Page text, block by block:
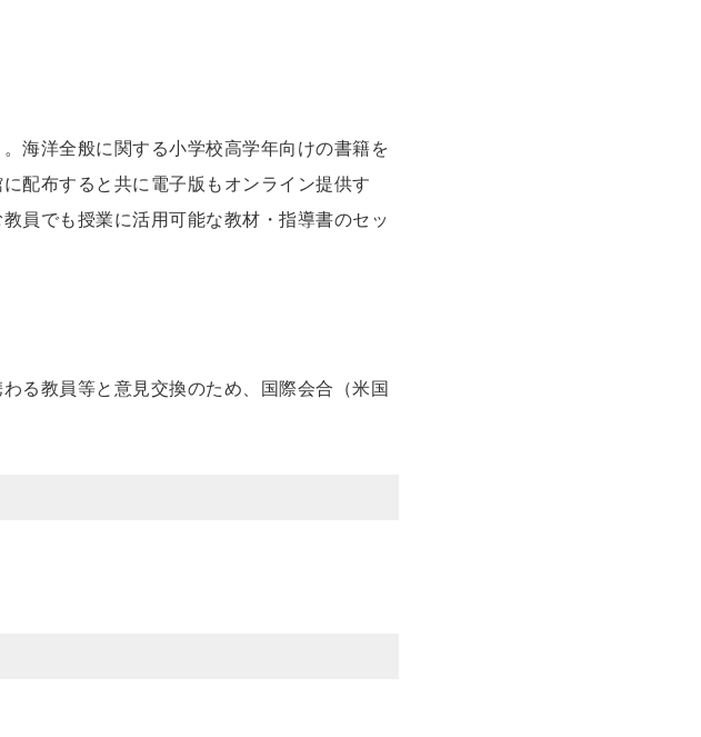
海洋全般に関する小学校高学年向けの書籍を
配布すると共に電子版もオンライン提供す
員でも授業に活用可能な教材・指導書のセッ
る教員等と意見交換のため、国際会合（米国